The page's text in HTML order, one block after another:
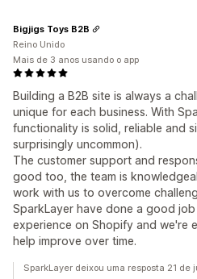
Building a B2B site is always a
unique for each business. With
functionality is solid, reliable and
surprisingly uncommon).
The customer support and
good too, the team is
work with us to overcome
SparkLayer have done a good
experience on Shopify and we're
help improve over time.
Bigjigs Toys B2B
Reino Unido
Mais de 3 anos usando o app
SparkLayer deixou uma resposta 21 de